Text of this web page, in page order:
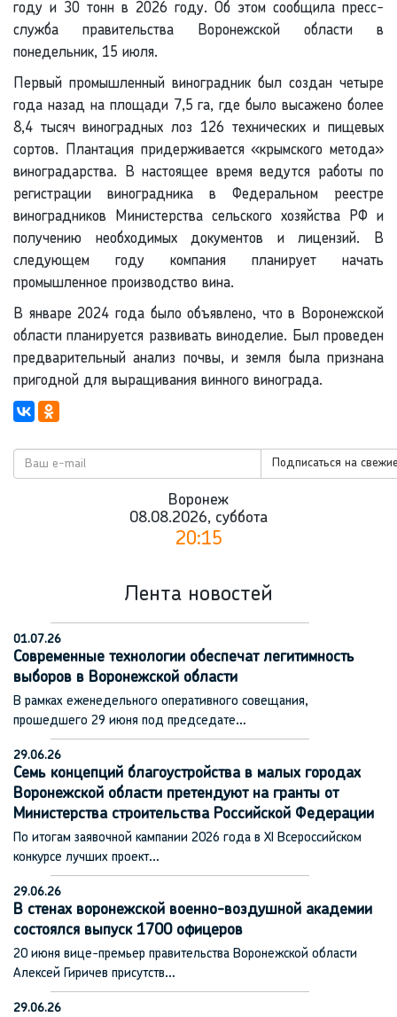
году и 30 тонн в 2026 году. Об этом сообщила пресс-
служба правительства Воронежской области в
понедельник, 15 июля.
Первый промышленный виноградник был создан четыре
года назад на площади 7,5 га, где было высажено более
8,4 тысяч виноградных лоз 126 технических и пищевых
сортов. Плантация придерживается «крымского метода»
виноградарства. В настоящее время ведутся работы по
регистрации виноградника в Федеральном реестре
виноградников Министерства сельского хозяйства РФ и
получению необходимых документов и лицензий. В
следующем году компания планирует начать
промышленное производство вина.
В январе 2024 года было объявлено, что в Воронежской
области планируется развивать виноделие. Был проведен
предварительный анализ почвы, и земля была признана
пригодной для выращивания винного винограда.
Подписаться на
Воронеж
08.08.2026, суббота
20:15
Лента новостей
01.07.26
Современные технологии обеспечат легитимность
выборов в Воронежской области
В рамках еженедельного оперативного совещания,
прошедшего 29 июня под председате…
29.06.26
Семь концепций благоустройства в малых городах
Воронежской области претендуют на гранты от
Министерства строительства Российской Федерации
По итогам заявочной кампании 2026 года в XI Всероссийском
конкурсе лучших проект…
29.06.26
В стенах воронежской военно-воздушной академии
состоялся выпуск 1700 офицеров
20 июня вице-премьер правительства Воронежской области
Алексей Гиричев присутств…
29.06.26